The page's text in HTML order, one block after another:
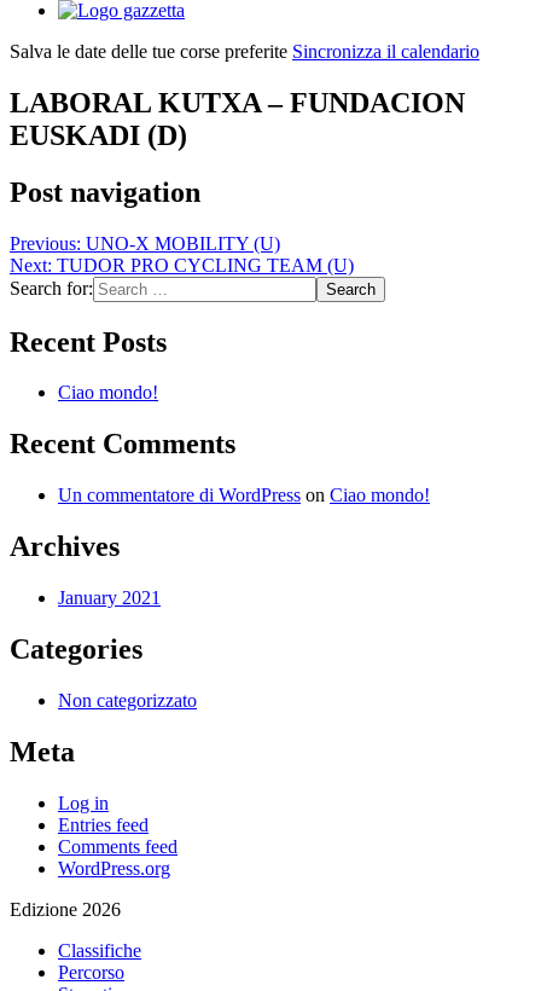
Salva le date delle tue corse preferite Sincronizza il calendario
LABORAL KUTXA – FUNDACION
EUSKADI (D)
Post navigation
Previous: UNO-X MOBILITY (U)
Next: TUDOR PRO CYCLING TEAM (U)
Search for:
Recent Posts
Ciao mondo!
Recent Comments
Un commentatore di WordPress on Ciao mondo!
Archives
January 2021
Categories
Non categorizzato
Meta
Log in
Entries feed
Comments feed
WordPress.org
Edizione 2026
Classifiche
Percorso